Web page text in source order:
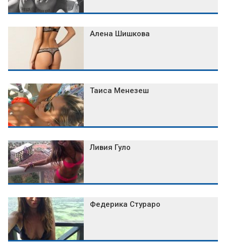
Алена Шишкова
Таиса Менезеш
Ливия Гуло
Федерика Стураро